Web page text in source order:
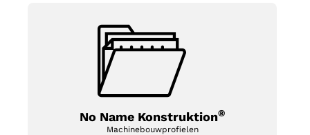
No Name Konstruktion®
Machinebouwprofielen